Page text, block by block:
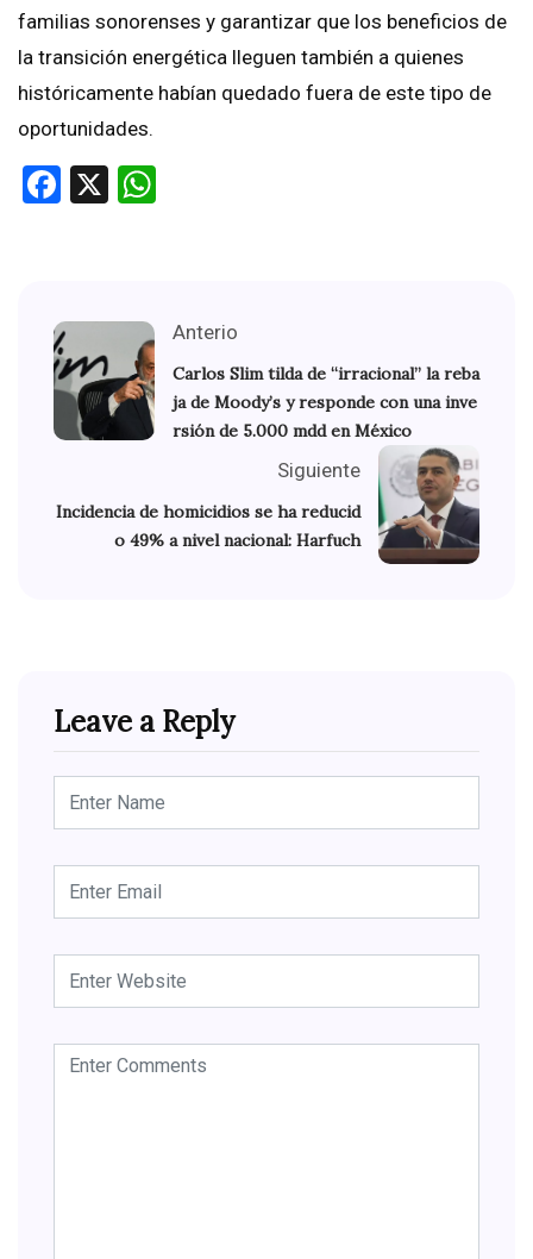
familias sonorenses y garantizar que los beneficios de
la transición energética lleguen también a quienes
históricamente habían quedado fuera de este tipo de
oportunidades.
Facebook
X
Anterio
Carlos Slim tilda de “irracional” la reba
ja de Moody’s y responde con una inve
rsión de 5.000 mdd en México
Siguiente
Incidencia de homicidios se ha reducid
o 49% a nivel nacional: Harfuch
Leave a Reply